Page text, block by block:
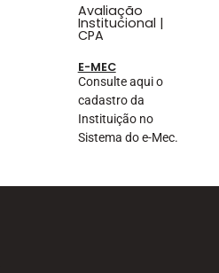
Avaliação
Institucional |
CPA
E-MEC
Consulte aqui o
cadastro da
Instituição no
Sistema do e-Mec.